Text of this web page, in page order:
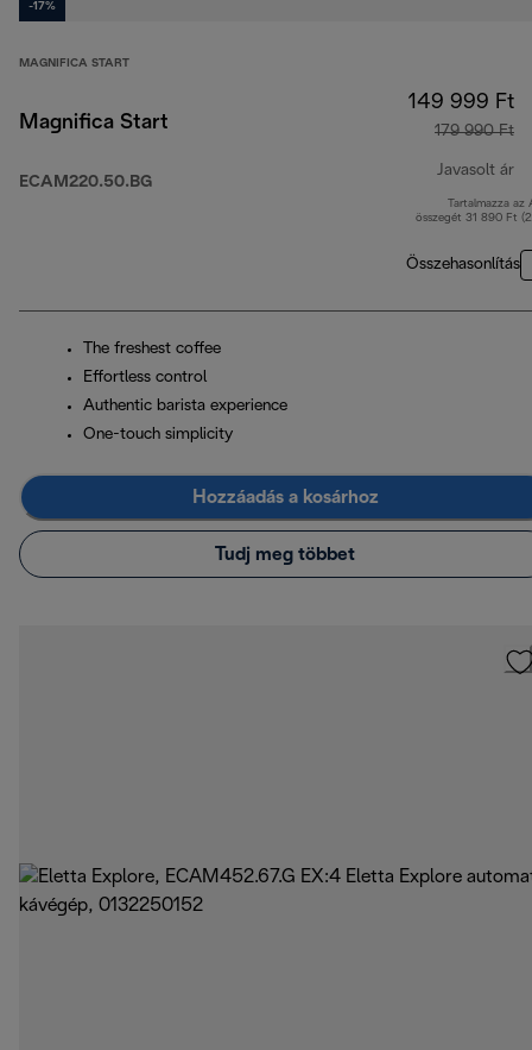
-17%
MAGNIFICA START
Magnifica Start
ECAM220.50.BG
149 999 Ft
179 990 Ft
Javasolt ár
Tartalmazza az
összegét 31 890 Ft
Összehasonlítás
The freshest coffee
Effortless control
Authentic barista experience
One-touch simplicity
Hozzáadás a kosárhoz
Tudj meg többet